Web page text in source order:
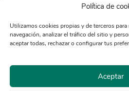
Política de
Utilizamos cookies propias y de terceros
navegación, analizar el tráfico del sitio y
aceptar todas, rechazar o configurar tus
Aceptar
Desarrollo S.A.C.